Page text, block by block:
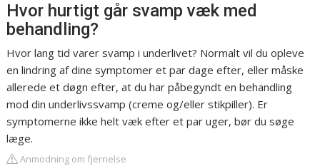
Hvor hurtigt går svamp væk med
behandling?
Hvor lang tid varer svamp i underlivet? Normalt vil du opleve
en lindring af dine symptomer et par dage efter, eller måske
allerede et døgn efter, at du har påbegyndt en behandling
mod din underlivssvamp (creme og/eller stikpiller). Er
symptomerne ikke helt væk efter et par uger, bør du søge
læge.
Anmodning om fjernelse